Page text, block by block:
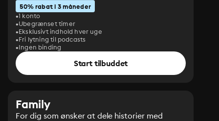
50% rabat i 3 måneder
1 konto
Ubegrænset timer
Eksklusivt indhold hver uge
Fri lytning til podcasts
Ingen binding
Start tilbuddet
Family
For dig som ønsker at dele historier med